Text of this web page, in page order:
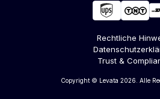
Rechtliche
Trust &
Copyright © Levata 2026. Alle